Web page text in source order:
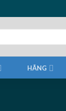
HÃNG